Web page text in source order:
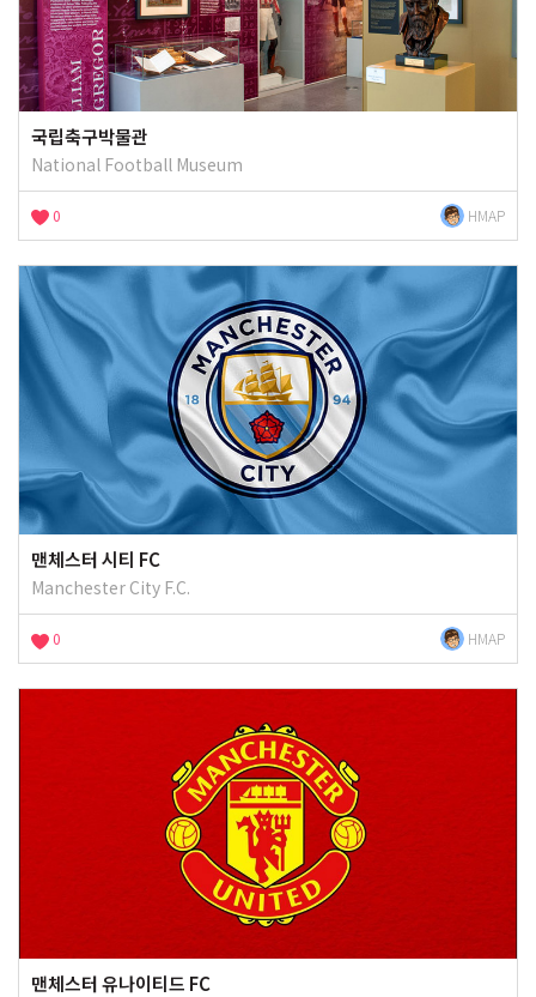
국립축구박물관
National Football Museum
0 HMAP
맨체스터 시티 FC
Manchester City F.C.
0 HMAP
맨체스터 유나이티드 FC